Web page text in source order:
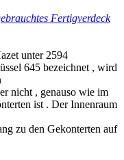
Fertigverdeck
unter 2594
645 bezeichnet , wird
nicht , genauso wie im
ist . Der Innenraum
zu den Gekonterten auf